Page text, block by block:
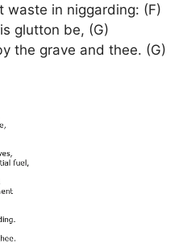
waste in niggarding: (F)
glutton be, (G)
the grave and thee. (G)